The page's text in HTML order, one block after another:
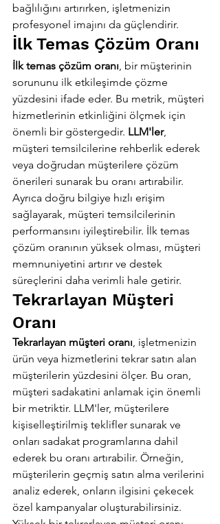
bağlılığını artırırken, işletmenizin
profesyonel imajını da güçlendirir.
İlk Temas Çözüm Oranı
İlk temas çözüm oranı , bir müşterinin
sorununu ilk etkileşimde çözme
yüzdesini ifade eder. Bu metrik, müşteri
hizmetlerinin etkinliğini ölçmek için
önemli bir göstergedir. LLM'ler,
müşteri temsilcilerine rehberlik ederek
veya doğrudan müşterilere çözüm
önerileri sunarak bu oranı artırabilir.
Ayrıca doğru bilgiye hızlı erişim
sağlayarak, müşteri temsilcilerinin
performansını iyileştirebilir. İlk temas
çözüm oranının yüksek olması, müşteri
memnuniyetini artırır ve destek
süreçlerini daha verimli hale getirir.
Tekrarlayan Müşteri
Oranı
Tekrarlayan müşteri oranı , işletmenizin
ürün veya hizmetlerini tekrar satın alan
müşterilerin yüzdesini ölçer. Bu oran,
müşteri sadakatini anlamak için önemli
bir metriktir. LLM'ler, müşterilere
kişiselleştirilmiş teklifler sunarak ve
onları sadakat programlarına dahil
ederek bu oranı artırabilir. Örneğin,
müşterilerin geçmiş satın alma verilerini
analiz ederek, onların ilgisini çekecek
özel kampanyalar oluşturabilirsiniz.